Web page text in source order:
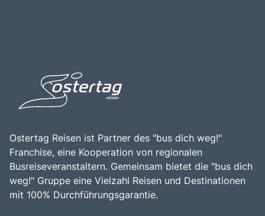
Ostertag Reisen ist Partner des "bus dich weg!"
Franchise, eine Kooperation von regionalen
Busreiseveranstaltern. Gemeinsam bietet die "bus dich
weg!" Gruppe eine Vielzahl Reisen und Destinationen
mit 100% Durchführungsgarantie.